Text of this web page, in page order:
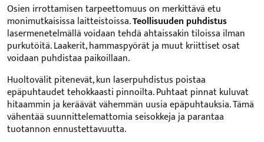
Osien irrottamisen tarpeettomuus on merkittävä etu
monimutkaisissa laitteistoissa.Teollisuuden puhdistus
lasermenetelmällä voidaan tehdä ahtaissakin tiloissa ilman
purkutöitä. Laakerit, hammaspyörät ja muut kriittiset osat
voidaan puhdistaa paikoillaan.
Huoltovälit pitenevät, kun laserpuhdistus poistaa
epäpuhtaudet tehokkaasti pinnoilta. Puhtaat pinnat kuluvat
hitaammin ja keräävät vähemmän uusia epäpuhtauksia. Tämä
vähentää suunnittelemattomia seisokkeja ja parantaa
tuotannon ennustettavuutta.